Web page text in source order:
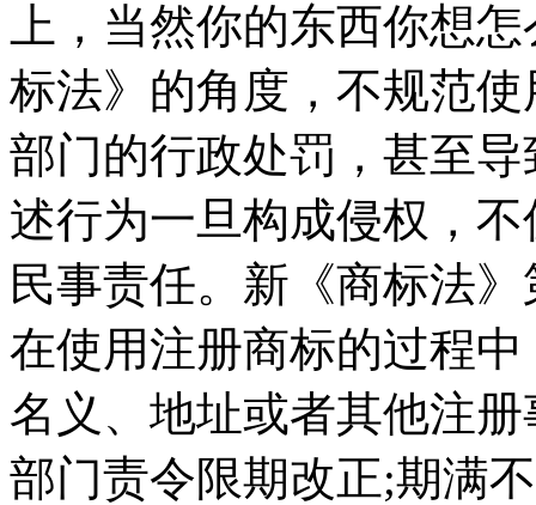
上，当然你的东西你想
标法》的角度，不规范
部门的行政处罚，甚至
述行为一旦构成侵权，
民事责任。新《商标法
在使用注册商标的过程
名义、地址或者其他注
部门责令限期改正;期满